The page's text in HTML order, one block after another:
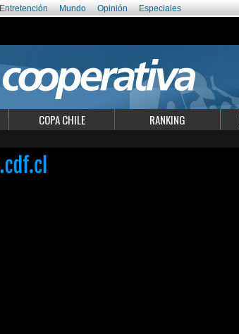
Entretención Mundo Opinión Especiales
COPA CHILE RANKING